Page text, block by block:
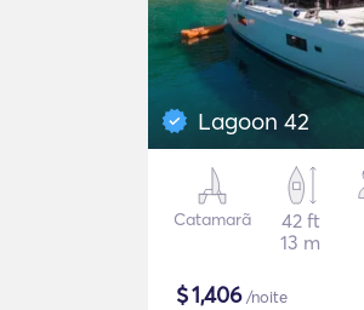
Lagoon 42
Catamarã
42 ft
13 m
$1,406/noite